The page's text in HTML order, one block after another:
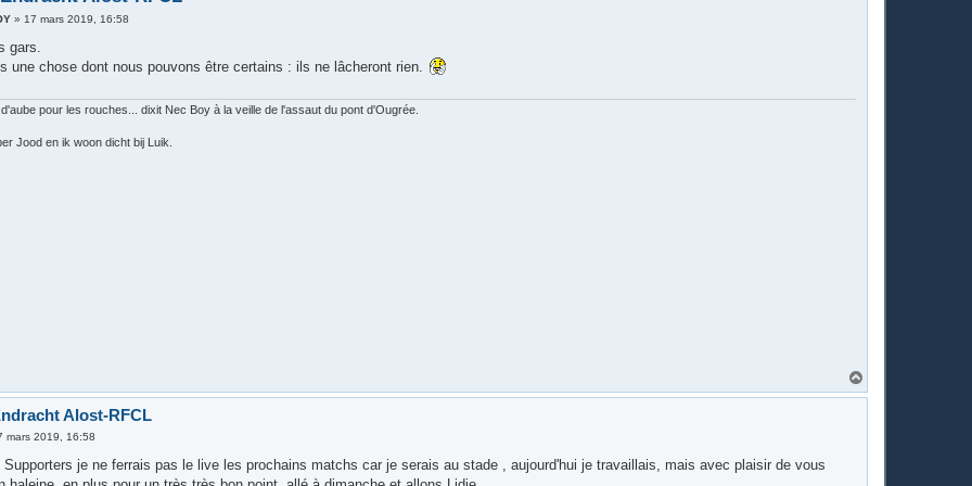
» 17 mars 2019, 16:58
gars.
une chose dont nous pouvons être certains : ils ne lâcheront rien.
d'aube pour les rouches... dixit Nec Boy à la veille de l'assaut du pont d'Ougrée.
Jood en ik woon dicht bij Luik.
a
Alost-RFCL
mars 2019, 16:58
Supporters je ne ferrais pas le live les prochains matchs car je serais au stade , aujourd'hui je travaillais, mais avec plaisir de vous